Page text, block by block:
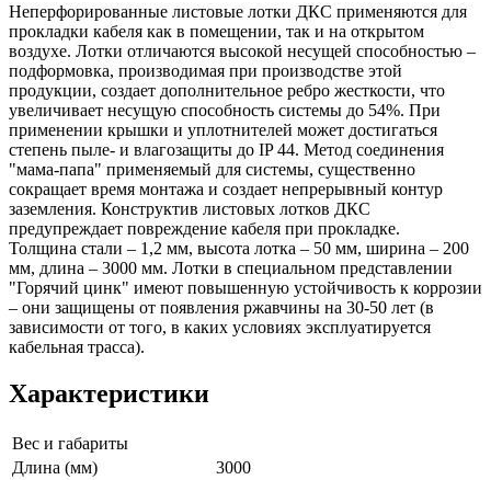
Неперфорированные листовые лотки ДКС применяются для
прокладки кабеля как в помещении, так и на открытом
воздухе. Лотки отличаются высокой несущей способностью –
подформовка, производимая при производстве этой
продукции, создает дополнительное ребро жесткости, что
увеличивает несущую способность системы до 54%. При
применении крышки и уплотнителей может достигаться
степень пыле- и влагозащиты до IP 44. Метод соединения
"мама-папа" применяемый для системы, существенно
сокращает время монтажа и создает непрерывный контур
заземления. Конструктив листовых лотков ДКС
предупреждает повреждение кабеля при прокладке.
Толщина стали – 1,2 мм, высота лотка – 50 мм, ширина – 200
мм, длина – 3000 мм. Лотки в специальном представлении
"Горячий цинк" имеют повышенную устойчивость к коррозии
– они защищены от появления ржавчины на 30-50 лет (в
зависимости от того, в каких условиях эксплуатируется
кабельная трасса).
Характеристики
Вес и габариты
Длина (мм)
3000